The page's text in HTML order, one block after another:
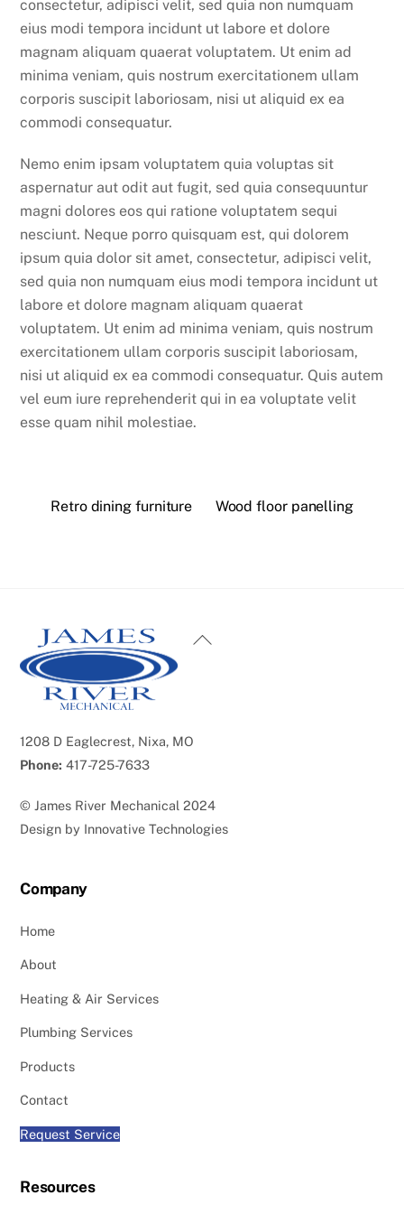
consectetur, adipisci velit, sed quia non numquam
eius modi tempora incidunt ut labore et dolore
magnam aliquam quaerat voluptatem. Ut enim ad
minima veniam, quis nostrum exercitationem ullam
corporis suscipit laboriosam, nisi ut aliquid ex ea
commodi consequatur.
Nemo enim ipsam voluptatem quia voluptas sit
aspernatur aut odit aut fugit, sed quia consequuntur
magni dolores eos qui ratione voluptatem sequi
nesciunt. Neque porro quisquam est, qui dolorem
ipsum quia dolor sit amet, consectetur, adipisci velit,
sed quia non numquam eius modi tempora incidunt ut
labore et dolore magnam aliquam quaerat
voluptatem. Ut enim ad minima veniam, quis nostrum
exercitationem ullam corporis suscipit laboriosam,
nisi ut aliquid ex ea commodi consequatur. Quis autem
vel eum iure reprehenderit qui in ea voluptate velit
esse quam nihil molestiae.
Retro dining furniture Wood floor panelling
Back
1208 D Eaglecrest, Nixa, MO
Phone: 417-725-7633
© James River Mechanical 2024
Design by Innovative Technologies
Company
Home
About
Heating & Air Services
Plumbing Services
Products
Contact
Request Service
Resources